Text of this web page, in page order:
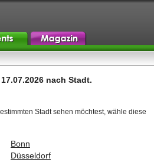
nach Stadt.
Stadt sehen möchtest, wähle diese
Bonn
Düsseldorf